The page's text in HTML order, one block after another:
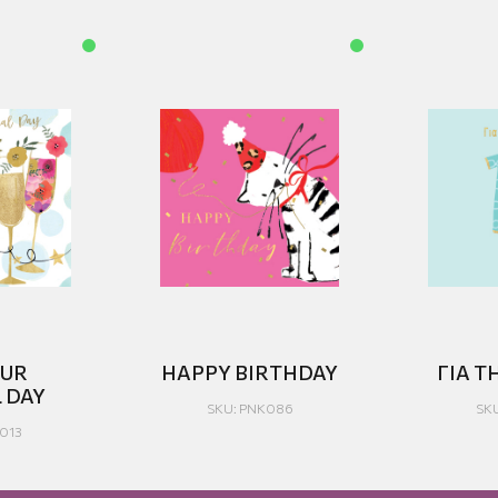
DAY
HAPPY BIRTHDAY
SKU: PNK086
ΓΙΑ